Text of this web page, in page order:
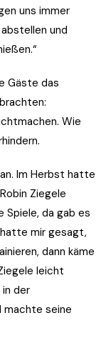
uns immer
und
Gäste das
Wie
Im Herbst hatte
Ziegele
Spiele, da gab es
hatte mir gesagt,
dann käme
leicht
der
machte seine